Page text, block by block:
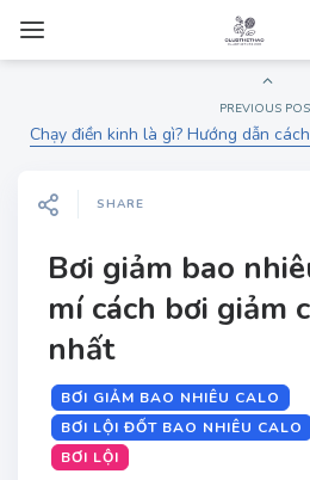
PREVIOUS
Chạy điền kinh là gì? Hướng dẫn
SHARE
Bơi giảm bao
mí cách bơi giảm
nhất
BƠI GIẢM BAO NHIÊU CALO
BƠI LỘI ĐỐT BAO NHIÊU CALO
BƠI LỘI